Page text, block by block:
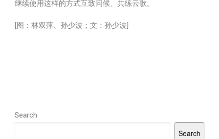
继续使用这样的方式互致问候、共练云歌。
[图：林双萍、孙少波；文：孙少波]
Search
Search